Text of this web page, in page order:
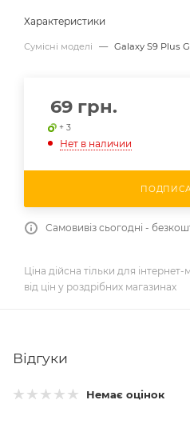
Характеристики
Сумісні моделі — Galaxy S9 Plus
69 грн.
+ 3
Нет в наличии
Самовивіз сьогодні -
Ціна дійсна тільки для
від цін у роздрібних магазинах
Відгуки
Немає оцінок